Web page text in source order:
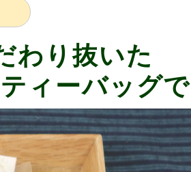
わり抜いた
ィーバッグで